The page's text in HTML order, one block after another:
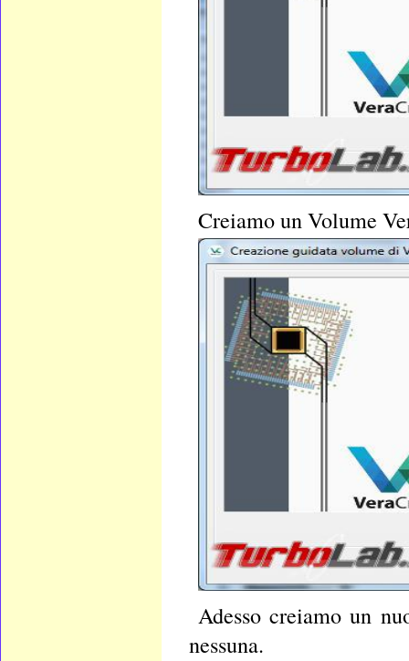
Creiamo unVolume
Adesso creiamo un
nessuna.